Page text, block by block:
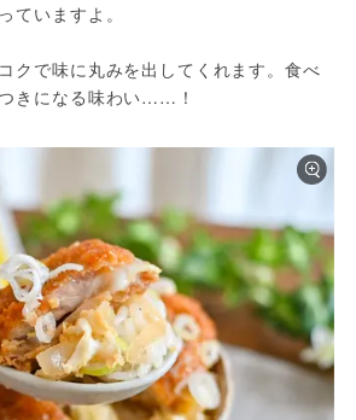
ていますよ。
クで味に丸みを出してくれます。食べ
きになる味わい……！